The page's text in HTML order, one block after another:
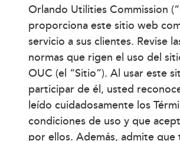
Orlando Utilities Commission
proporciona este sitio web
servicio a sus clientes. Revise
normas que rigen el uso del
OUC (el “Sitio”). Al usar este
participar de él, usted
leído cuidadosamente los
condiciones de uso y que
por ellos. Además, admite que